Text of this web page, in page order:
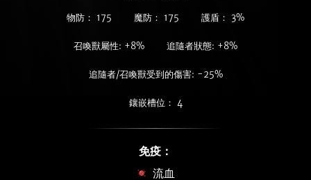
物防： 175 魔防： 175 護盾： 3%
召喚獸屬性: +8% 追隨者狀態: +8%
追隨者/召喚獸受到的傷害: -25%
鑲嵌槽位： 4
免疫：
流血